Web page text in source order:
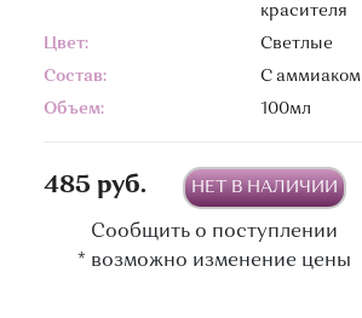
красителя
Цвет:
Светлые
Состав:
С аммиаком
Объем:
100мл
485 руб. НЕТ В НАЛИЧИИ
Сообщить о поступлении
* возможно изменение цены